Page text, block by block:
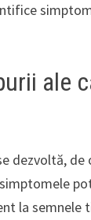
ale
dezvoltă, de
la semnele